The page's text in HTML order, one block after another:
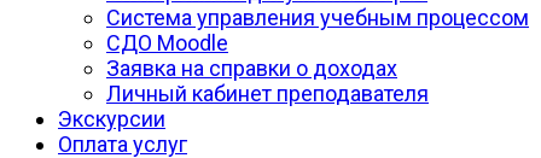
Система управления учебным процессом
СДО Moodle
Заявка на справки о доходах
Личный кабинет преподавателя
Экскурсии
Оплата услуг